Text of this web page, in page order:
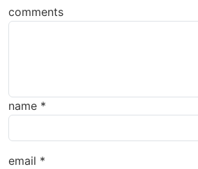
comments
name *
email *